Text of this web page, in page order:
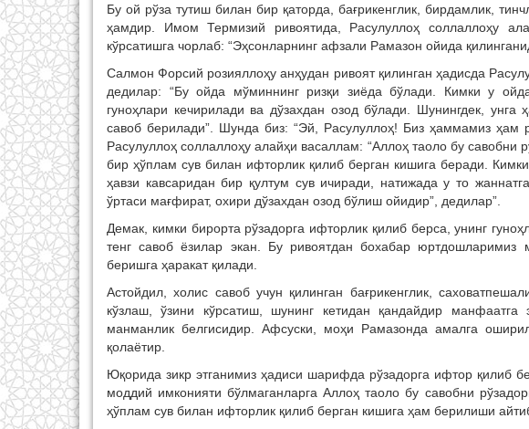
Бу ой рўза тутиш билан бир қаторда, бағрикенглик, бирдамлик,
ҳамдир. Имом Термизий ривоятида, Расулуллоҳ соллаллоҳу
кўрсатишга чорлаб: “Эҳсонларнинг афзали Рамазон ойида
Салмон Форсий розияллоҳу анҳудан ривоят қилинган ҳадисда
дедилар: “Бу ойда мўминнинг ризқи зиёда бўлади. Кимки у
гуноҳлари кечирилади ва дўзахдан озод бўлади. Шунингдек,
савоб берилади”. Шунда биз: “Эй, Расулуллоҳ! Биз ҳаммамиз ҳам
Расулуллоҳ соллаллоҳу алайҳи васаллам: “Аллоҳ таоло бу савобни
бир ҳўплам сув билан ифторлик қилиб берган кишига беради.
ҳавзи кавсаридан бир қултум сув ичиради, натижада у то
ўртаси мағфират, охири дўзахдан озод бўлиш ойидир”, дедилар”.
Демак, кимки бирорта рўзадорга ифторлик қилиб берса, унинг
тенг савоб ёзилар экан. Бу ривоятдан бохабар юртдошларимиз
беришга ҳаракат қилади.
Астойдил, холис савоб учун қилинган бағрикенглик,
кўзлаш, ўзини кўрсатиш, шунинг кетидан қандайдир
манманлик белгисидир. Афсуски, моҳи Рамазонда амалга
қолаётир.
Юқорида зикр этганимиз ҳадиси шарифда рўзадорга ифтор қилиб
моддий имконияти бўлмаганларга Аллоҳ таоло бу савобни
ҳўплам сув билан ифторлик қилиб берган кишига ҳам берилиши айтиб